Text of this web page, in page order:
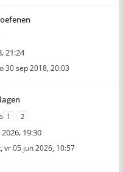
21:24
30 sep 2018, 20:03
1 2
19:30
, vr 05 jun 2026, 10:57